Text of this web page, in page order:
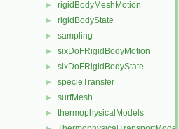
► rigidBodyMeshMotion
► rigidBodyState
► sampling
► sixDoFRigidBodyMotion
► sixDoFRigidBodyState
► specieTransfer
► surfMesh
► thermophysicalModels